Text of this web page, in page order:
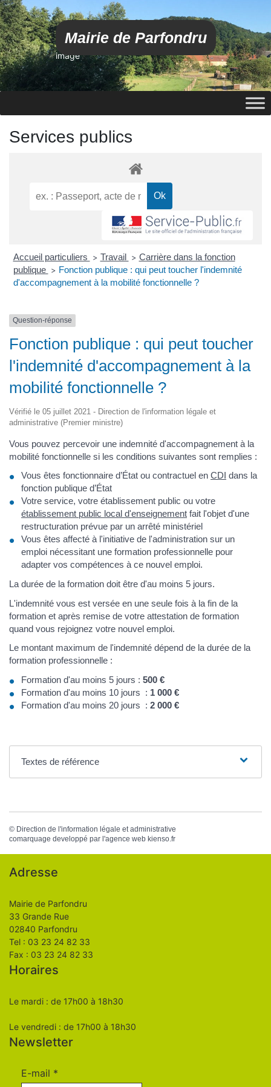
Mairie de Parfondru
image
Services publics
Accueil particuliers > Travail > Carrière dans la fonction
publique > Fonction publique : qui peut toucher l'indemnité
d'accompagnement à la mobilité fonctionnelle ?
Question-réponse
Fonction publique : qui peut toucher
l'indemnité d'accompagnement à la
mobilité fonctionnelle ?
Vérifié le 05 juillet 2021 - Direction de l'information légale et
administrative (Premier ministre)
Vous pouvez percevoir une indemnité d'accompagnement à la
mobilité fonctionnelle si les conditions suivantes sont remplies :
Vous êtes fonctionnaire d’État ou contractuel en CDI dans la
fonction publique d’État
Votre service, votre établissement public ou votre
établissement public local d'enseignement fait l'objet d'une
restructuration prévue par un arrêté ministériel
Vous êtes affecté à l'initiative de l'administration sur un
emploi nécessitant une formation professionnelle pour
adapter vos compétences à ce nouvel emploi.
La durée de la formation doit être d'au moins 5 jours.
L'indemnité vous est versée en une seule fois à la fin de la
formation et après remise de votre attestation de formation
quand vous rejoignez votre nouvel emploi.
Le montant maximum de l'indemnité dépend de la durée de la
formation professionnelle :
Formation d'au moins 5 jours : 500 €
Formation d'au moins 10 jours : 1 000 €
Formation d'au moins 20 jours : 2 000 €
Textes de référence
© Direction de l'information légale et administrative
comarquage developpé par l'agence web kienso.fr
Adresse
Mairie de Parfondru
33 Grande Rue
02840 Parfondru
Tel : 03 23 24 82 33
Fax : 03 23 24 82 33
Horaires
Le mardi : de 17h00 à 18h30
Le vendredi : de 17h00 à 18h30
Newsletter
E-mail *